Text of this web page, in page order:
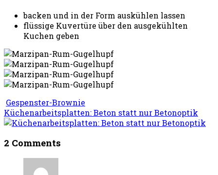
backen und in der Form auskühlen lassen
flüssige Kuvertüre über den ausgekühlten
Kuchen geben
Gespenster-Brownie
Küchenarbeitsplatten: Beton statt nur Betonoptik
2 Comments